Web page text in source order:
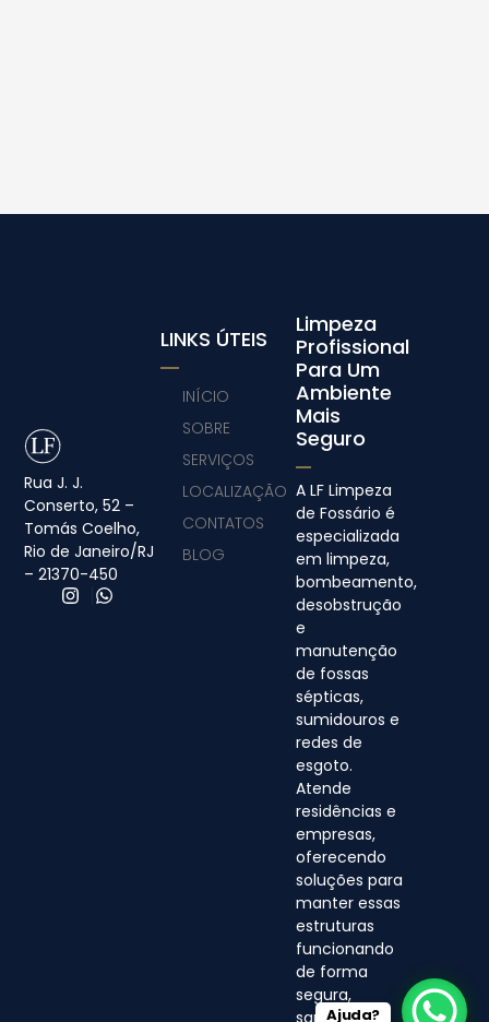
Rua J. J.
Conserto, 52 –
Tomás Coelho,
Rio de Janeiro/RJ
– 21370-450
Limpeza
Profissional
Para Um
Ambiente
Mais
Seguro
A LF Limpeza
de Fossário é
especializada
em limpeza,
bombeamento,
desobstrução
e
manutenção
de fossas
sépticas,
sumidouros e
redes de
esgoto.
Atende
residências e
empresas,
oferecendo
soluções para
manter essas
estruturas
funcionando
de forma
segura,
LINKS ÚTEIS
INÍCIO
SOBRE
SERVIÇOS
LOCALIZAÇÃO
CONTATOS
BLOG
Ajuda?